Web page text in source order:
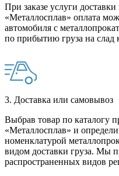
При заказе услуги
«Металлосплав» оплата
автомобиля с
по прибытию груза на слад
3. Доставка или самовывоз
Выбрав товар по каталогу
«Металлосплав» и
номенклатурой
видом доставки груза. Мы
распространенных видов